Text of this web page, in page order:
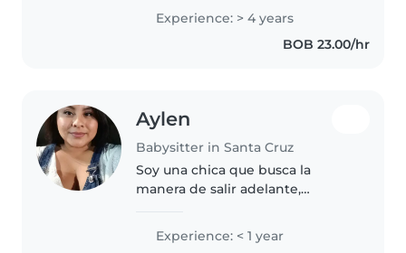
Desde los 13 años cuido a mi
hermano, prácticamente desde
que nació, y eso me ha hecho
Experience: > 4 years
BOB 23.00/hr
Aylen
Babysitter in Santa Cruz
Soy una chica que busca la
manera de salir adelante,
Experience: < 1 year